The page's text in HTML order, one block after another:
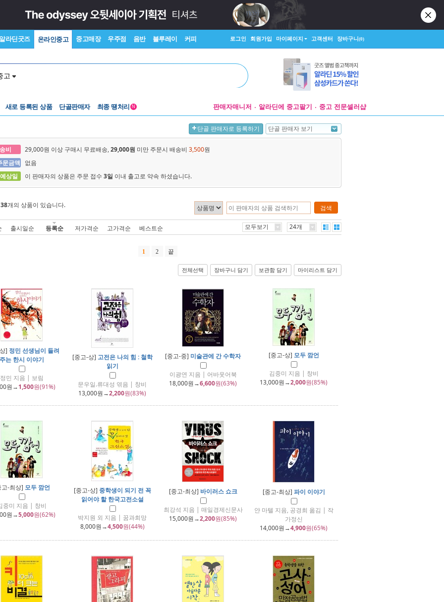
알라딘굿즈 온라인중고 중고매장 우주점 음반 블루레이 커피 로그인 회원가입 마이페이지 고객센터 장바구니(0)
고
새로 등록된 상품 단골판매자 최종 땡처리 N 판매자매니저 알라딘에 중고팔기 중고 전문셀러샵
단골 판매자로 등록하기 단골 판매자 보기
비 29,000원 이상 구매시 무료배송,29,000원 미만 주문시 배송비 3,500원
문금액
없음
상일
이 판매자의 상품은 주문 접수 3일 이내 출고로 약속 하셨습니다.
검색
38개의 상품이 있습니다.
출시일순 등록순 저가격순 고가격순 베스트순 모두보기 24개
1 2 끝
전체선택 장바구니 담기 보관함 담기 마이리스트 담기
] 정민 선생님이 들려
주는 한시 이야기
정민 지음 | 보림
원→1,500원(91%)
[중고-상] 고전은 나의 힘 : 철학
읽기
문우일.류대성 엮음 | 창비
13,000원→2,200원(83%)
[중고-중] 미술관에 간 수학자
이광연 지음 | 어바웃어북
18,000원→6,600원(63%)
[중고-상] 모두 깜언
김중미 지음 | 창비
13,000원→2,000원(85%)
고-최상] 모두 깜언
중미 지음 | 창비
원→5,000원(62%)
[중고-상] 중학생이 되기 전 꼭
읽어야 할 한국고전소설
박지원 외 지음 | 꿈과희망
8,000원→4,500원(44%)
[중고-최상] 바이러스 쇼크
최강석 지음 | 매일경제신문사
15,000원→2,200원(85%)
[중고-최상] 파이 이야기
얀 마텔 지음, 공경희 옮김 | 작
가정신
14,000원→4,900원(65%)